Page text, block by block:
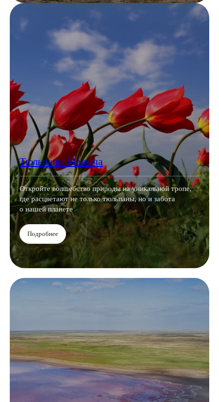
Тюльпаны Маныча
Откройте волшебство природы на уникальной тропе,
где расцветают не только тюльпаны, но и забота
о нашей планете
Подробнее